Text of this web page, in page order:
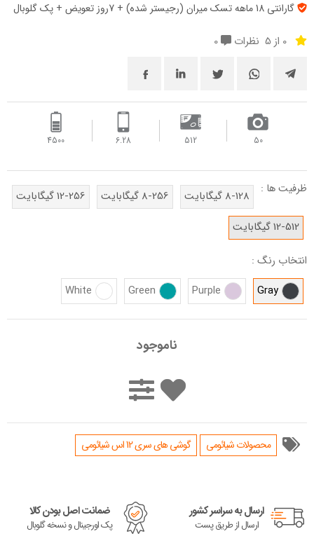
گارانتی 18 ماهه تسک میران (رجیستر شده) + 7روز تعویض + پک‌ گلوبال
0 از 5 نظرات
50
512
6.28
4500
ظرفیت ها : 8-128 گیگابایت 8-256 گیگابایت
12-256 گیگابایت
12-512 گیگابایت
انتخاب رنگ :
Gray
Purple
Green
White
ناموجود
محصولات شیائومی گوشی های سری 12 اس شیائومی
ارسال به سراسر کشور
ارسال از طریق پست
ضمانت اصل بودن کالا
پک اورجینال و نسخه گلوبال